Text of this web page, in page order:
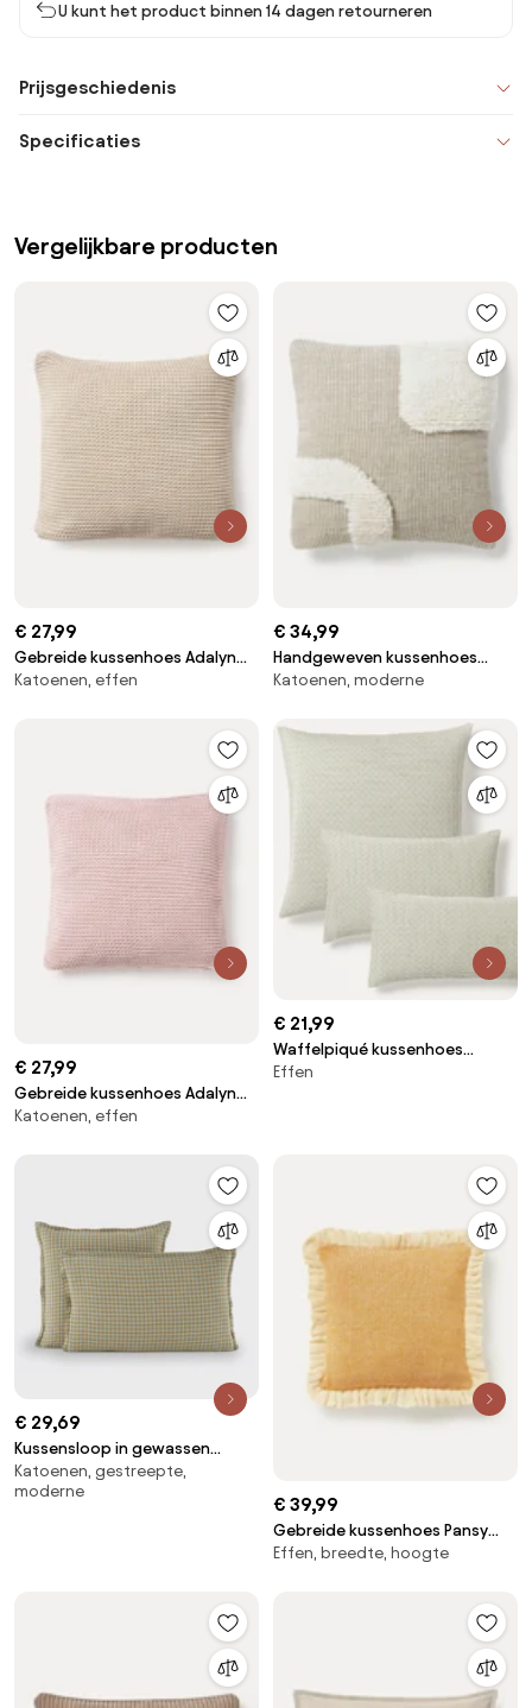
U kunt het product binnen 14 dagen retourneren
Prijsgeschiedenis
Specificaties
Vergelijkbare producten
€ 27,99
Gebreide kussenhoes Adalyn
van biokatoen
Katoenen, effen
€ 34,99
Handgeweven kussenhoes
Wool
Katoenen, moderne
€ 27,99
Gebreide kussenhoes Adalyn
van biokatoen
Katoenen, effen
€ 21,99
Waffelpiqué kussenhoes
Clemente
Effen
€ 29,69
Kussensloop in gewassen
linnen, Acélie olijf/opaline
Katoenen, gestreepte,
moderne
€ 39,99
Gebreide kussenhoes Pansy
met franjes
Effen, breedte, hoogte